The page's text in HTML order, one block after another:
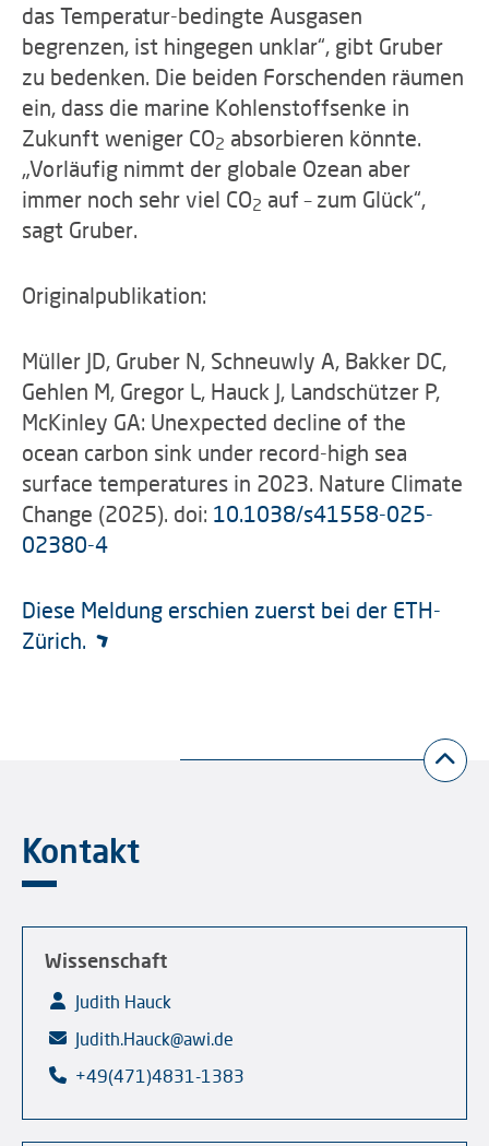
das Temperatur-bedingte Ausgasen
begrenzen, ist hingegen unklar“, gibt Gruber
zu bedenken. Die beiden Forschenden räumen
ein, dass die marine Kohlenstoffsenke in
Zukunft weniger CO2 absorbieren könnte.
„Vorläufig nimmt der globale Ozean aber
immer noch sehr viel CO2 auf – zum Glück“,
sagt Gruber.
Originalpublikation:
Müller JD, Gruber N, Schneuwly A, Bakker DC,
Gehlen M, Gregor L, Hauck J, Landschützer P,
McKinley GA: Unexpected decline of the
ocean carbon sink under record-high sea
surface temperatures in 2023. Nature Climate
Change (2025). doi: 10.1038/s41558-025-
02380-4
Diese Meldung erschien zuerst bei der ETH-
Zürich.
Kontakt
Wissenschaft
Judith Hauck
Judith.Hauck@awi.de
+49(471)4831-1383